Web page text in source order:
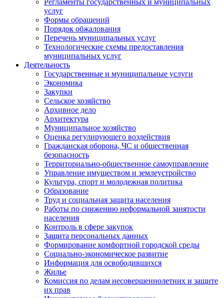
Регламенты государственных и муниципальных
услуг
Формы обращений
Порядок обжалования
Перечень муниципальных услуг
Технологические схемы предоставления
муниципальных услуг
Деятельность
Государственные и муниципальные услуги
Экономика
Закупки
Сельское хозяйство
Архивное дело
Архитектура
Муниципальное хозяйство
Оценка регулирующего воздействия
Гражданская оборона, ЧС и общественная
безопасность
Территориально-общественное самоуправление
Управление имуществом и землеустройство
Культура, спорт и молодежная политика
Образование
Труд и социальная защита населения
Работы по снижению неформальной занятости
населения
Контроль в сфере закупок
Защита персональных данных
Формирование комфортной городской среды
Социально-экономическое развитие
Информация для освободившихся
Жилье
Комиссия по делам несовершеннолетних и защите
их прав